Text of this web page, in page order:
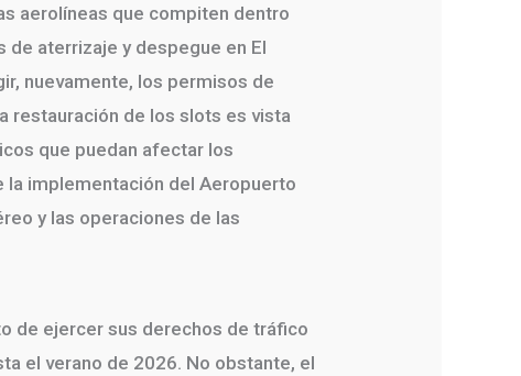
aerolíneas que compiten dentro
aterrizaje y despegue en El
nuevamente, los permisos de
restauración de los slots es vista
que puedan afectar los
la implementación del Aeropuerto
y las operaciones de las
de ejercer sus derechos de tráfico
el verano de 2026. No obstante, el